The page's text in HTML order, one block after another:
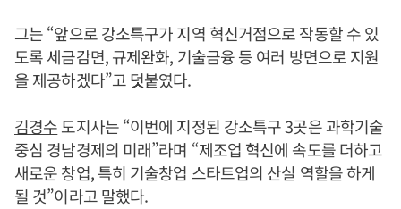
그는 “앞으로 강소특구가 지역 혁신거점으로 작동할 수 있
도록 세금감면, 규제완화, 기술금융 등 여러 방면으로 지원
을 제공하겠다”고 덧붙였다.
김경수도지사는 “이번에 지정된 강소특구 3곳은 과학기술
중심 경남경제의 미래”라며 “제조업 혁신에 속도를 더하고
새로운 창업, 특히 기술창업 스타트업의 산실 역할을 하게
될 것”이라고 말했다.